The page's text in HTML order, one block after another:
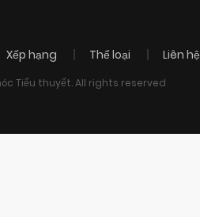
Xếp hạng Thể loại Liên hệ
Tiểu thuyết. All rights reserved